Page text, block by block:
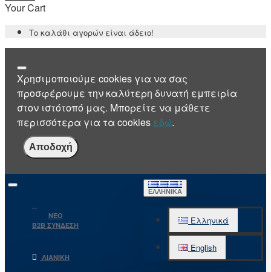
Your Cart
Το καλάθι αγορών είναι άδειο!
Χρησιμοποιούμε cookies για να σας
προσφέρουμε την καλύτερη δυνατή εμπειρία
στον ιστότοπό μας. Μπορείτε να μάθετε
περισσότερα για τα cookies εδώ.
Αποδοχή
NEO
B2B ΣΥΝΔΕΣΗ
ΛΙΑΝΙΚΉ
ΕΛΛΗΝΙΚΆ
Ελληνικά
English